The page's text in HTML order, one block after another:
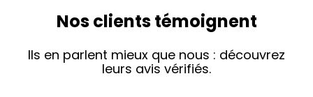
Nos clients témoignent
Ils en parlent mieux que nous : découvrez
leurs avis vérifiés.